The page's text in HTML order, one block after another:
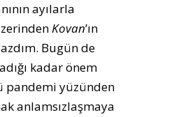
ayılarla
Kovan’ın
Bugün de
kadar önem
pandemi yüzünden
anlamsızlaşmaya